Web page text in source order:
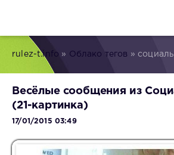
rulez-t.info » Облако тегов »
Весёлые сообщения из
(21-картинка)
17/01/2015 03:49